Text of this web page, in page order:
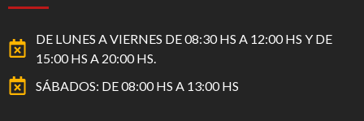
DE LUNES A VIERNES DE 08:30 HS A 12:00 HS Y DE
15:00 HS A 20:00 HS.
SÁBADOS: DE 08:00 HS A 13:00 HS